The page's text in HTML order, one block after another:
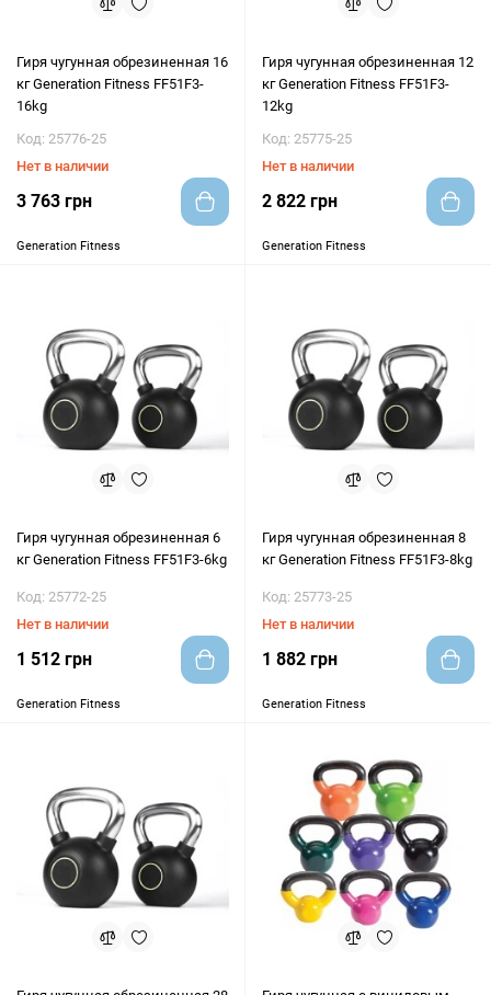
Гиря чугунная обрезиненная 16
кг Generation Fitness FF51F3-
16kg
Код: 25776-25
Нет в наличии
3 763 грн
Generation Fitness
Гиря чугунная обрезиненная 12
кг Generation Fitness FF51F3-
12kg
Код: 25775-25
Нет в наличии
2 822 грн
Generation Fitness
Гиря чугунная обрезиненная 6
кг Generation Fitness FF51F3-6kg
Код: 25772-25
Нет в наличии
1 512 грн
Generation Fitness
Гиря чугунная обрезиненная 8
кг Generation Fitness FF51F3-8kg
Код: 25773-25
Нет в наличии
1 882 грн
Generation Fitness